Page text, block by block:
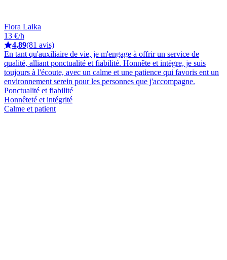
Flora Laika
13 €/h
4,89(81 avis)
En tant qu'auxiliaire de vie, je m'engage à offrir un service de
qualité, alliant ponctualité et fiabilité. Honnête et intègre, je suis
toujours à l'écoute, avec un calme et une patience qui favoris ent un
environnement serein pour les personnes que j'accompagne.
Ponctualité et fiabilité
Honnêteté et intégrité
Calme et patient